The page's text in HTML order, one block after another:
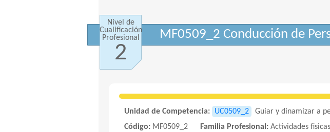
Nivel de
Cualificación
Profesional
2
MF0509_2 Conducción de
Unidad de Competencia: UC0509_2
Guiar y dinamizar a
Código: MF0509_2 Familia Profesional: Actividades